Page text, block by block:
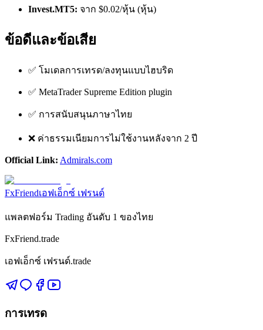
Invest.MT5: จาก $0.02/หุ้น (หุ้น)
ข้อดีและข้อเสีย
✅ โมเดลการเทรด/ลงทุนแบบไฮบริด
✅ MetaTrader Supreme Edition plugin
✅ การสนับสนุนภาษาไทย
❌ ค่าธรรมเนียมการไม่ใช้งานหลังจาก 2 ปี
Official Link: Admirals.com
FxFriendเอฟเอ็กซ์ เฟรนด์
แพลตฟอร์ม Trading อันดับ 1 ของไทย
FxFriend.trade
เอฟเอ็กซ์ เฟรนด์.trade
การเทรด